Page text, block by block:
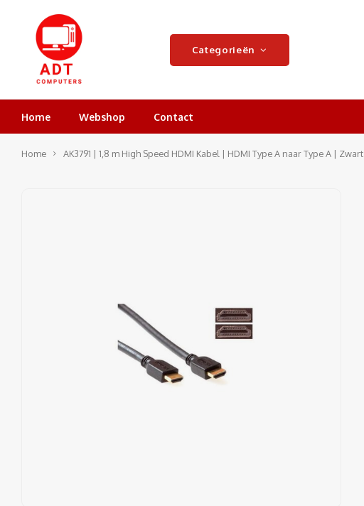
Categorieën
Home Webshop Contact
Home AK3791 | 1,8 m High Speed HDMI Kabel | HDMI Type A naar Type A | Zwart